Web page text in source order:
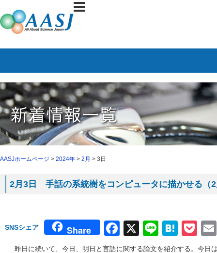
AASJホームページ > 2024年 > 2月 > 3日
2月3日 手話の系統樹をコンピュータに描かせる（
SNSシェア Share Facebook
X Line
昨日に続いて、今日、明日と言語に関する論文を紹介する。今日